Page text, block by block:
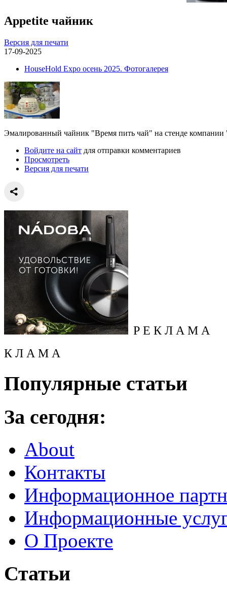
Appetite чайник
Версия для печати
17-09-2025
HouseHold Expo осень 2025. Фотогалерея
Эмалированный чайник "Время пить чай" на стенде
Войдите на сайт для отправки комментариев
Просмотреть
Версия для печати
Р Е К Л А М А
К Л А М А
Популярные статьи
За сегодня:
About
Контакты
Информационное
Информационные
О Проекте
Статьи